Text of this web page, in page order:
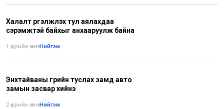
Халалт үргэлжлэх тул аялахдаа
сэрэмжтэй байхыг анхааруулж байна
1 өдрийн өмнө•Нийгэм
Энхтайваны гүүрийн туслах замд авто
замын засвар хийнэ
2 өдрийн өмнө•Нийгэм